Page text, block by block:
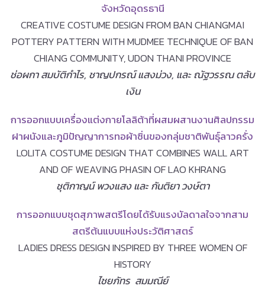
จังหวัดอุดรธานี
CREATIVE COSTUME DESIGN FROM BAN CHIANGMAI
POTTERY PATTERN WITH MUDMEE TECHNIQUE OF BAN
CHIANG COMMUNITY, UDON THANI PROVINCE
ช่อผกา สมบัติกำไร, ชาญปกรณ์ แสงม่วง, และ ณัฐวรรณ ตลับ
เงิน
การออกแบบเครื่องแต่งกายโลลิต้าที่ผสมผสานงานศิลปกรรม
ฝาผนังและภูมิปัญญาการทอผ้าซิ่นของกลุ่มชาติพันธุ์ลาวครั่ง
LOLITA COSTUME DESIGN THAT COMBINES WALL ART
AND OF WEAVING PHASIN OF LAO KHRANG
ชุติกาญน์ พวงแสง และ กันติยา วงษ์ตา
การออกแบบชุดสุภาพสตรีโดยได้รับแรงบัลดาลใจจากสาม
สตรีต้นแบบแห่งประวัติศาสตร์
LADIES DRESS DESIGN INSPIRED BY THREE WOMEN OF
HISTORY
ไชยภัทร สมมณีย์